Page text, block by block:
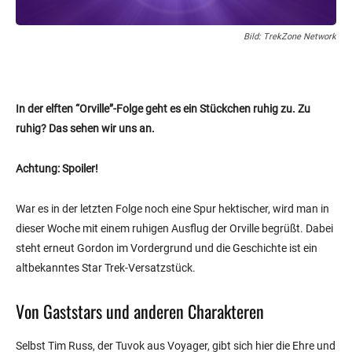
Bild: TrekZone Network
In der elften “Orville”-Folge geht es ein Stückchen ruhig zu. Zu
ruhig? Das sehen wir uns an.
Achtung: Spoiler!
War es in der letzten Folge noch eine Spur hektischer, wird man in
dieser Woche mit einem ruhigen Ausflug der Orville begrüßt. Dabei
steht erneut Gordon im Vordergrund und die Geschichte ist ein
altbekanntes Star Trek-Versatzstück.
Von Gaststars und anderen Charakteren
Selbst Tim Russ, der Tuvok aus Voyager, gibt sich hier die Ehre und